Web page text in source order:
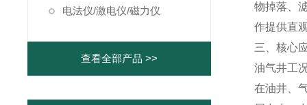
电法仪/激电仪/磁力仪
查看全部产品 >>
物掉落、
作提供直
三、核心
油气井工
在油井、